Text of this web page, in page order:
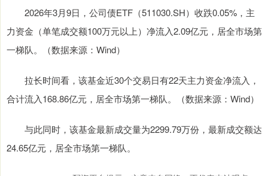
2026年3月9日，公司债ETF（511030.SH）收跌0.05%，主
力资金（单笔成交额100万元以上）净流入2.09亿元，居全市场第
一梯队。（数据来源：Wind）
拉长时间看，该基金近30个交易日有22天主力资金净流入，
合计流入168.86亿元，居全市场第一梯队。（数据来源：Wind）
与此同时，该基金最新成交量为2299.79万份，最新成交额达
24.65亿元，居全市场第一梯队。